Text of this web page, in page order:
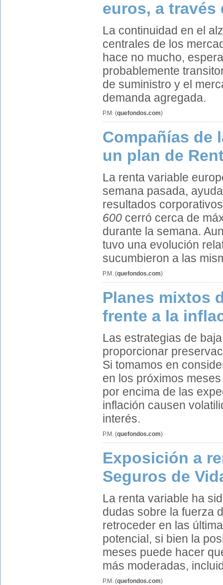
euros, a través
La continuidad en el
centrales de los
hace no mucho,
probablemente
de suministro y el
demanda agregada.
P.M. (quefondos.com)
Compañías de
un plan de
La renta variable
semana pasada,
resultados
600 cerró cerca de
durante la semana.
tuvo una evolución
sucumbieron a las
P.M. (quefondos.com)
Planes mixtos
frente a la
Las estrategias de
proporcionar
Si tomamos en
en los próximos
por encima de las
inflación causen
interés.
P.M. (quefondos.com)
Exposición a
Seguros de
La renta variable ha
dudas sobre la fuerza
retroceder en las
potencial, si bien la
meses puede hacer
más moderadas,
P.M. (quefondos.com)